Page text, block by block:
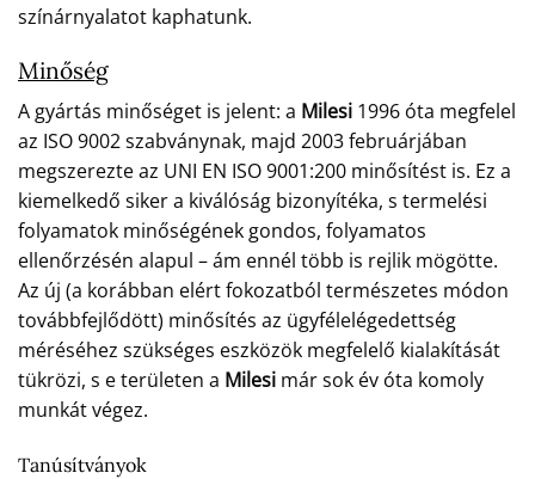
színárnyalatot kaphatunk.
Minőség
A gyártás minőséget is jelent: a Milesi 1996 óta megfelel
az ISO 9002 szabványnak, majd 2003 februárjában
megszerezte az UNI EN ISO 9001:200 minősítést is. Ez a
kiemelkedő siker a kiválóság bizonyítéka, s termelési
folyamatok minőségének gondos, folyamatos
ellenőrzésén alapul – ám ennél több is rejlik mögötte.
Az új (a korábban elért fokozatból természetes módon
továbbfejlődött) minősítés az ügyfélelégedettség
méréséhez szükséges eszközök megfelelő kialakítását
tükrözi, s e területen a Milesi már sok év óta komoly
munkát végez.
Tanúsítványok